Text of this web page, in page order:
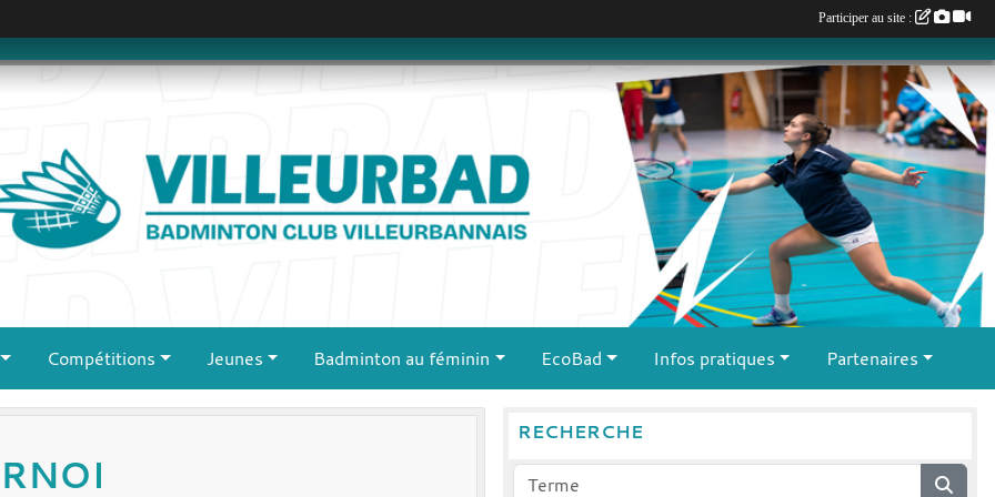
Compétitions Jeunes Badminton au féminin EcoBad Infos pratiques Partenaires
RECHERCHE
Participer au site :